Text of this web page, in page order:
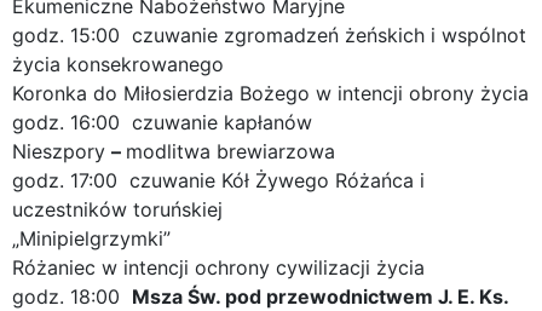
Ekumeniczne Nabożeństwo Maryjne
godz. 15:00 czuwanie zgromadzeń żeńskich i wspólnot
życia konsekrowanego
Koronka do Miłosierdzia Bożego w intencji obrony życia
godz. 16:00 czuwanie kapłanów
Nieszpory – modlitwa brewiarzowa
godz. 17:00 czuwanie Kół Żywego Różańca i
uczestników toruńskiej
„Minipielgrzymki”
Różaniec w intencji ochrony cywilizacji życia
godz. 18:00 Msza Św. pod przewodnictwem J. E. Ks.